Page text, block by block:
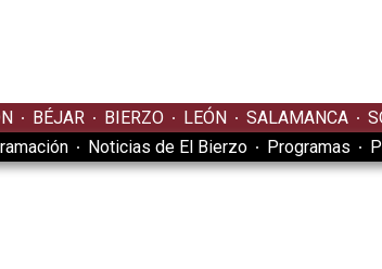
BÉJAR BIERZO LEÓN SALAMANCA
Noticias de El Bierzo Programas